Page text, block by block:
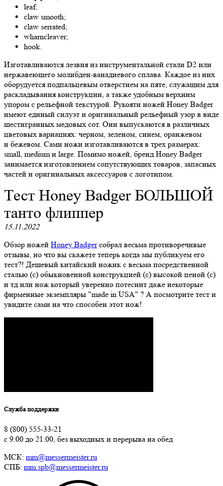
leaf;
claw smooth;
claw serrated;
wharncleaver;
hook.
Изготавливаются лезвия из инструментальной стали D2 или
нержавеющего молибден-ванадиевого сплава. Каждое из них
оборудуется подпальцевым отверстием на пяте, служащим для
раскладывания конструкции, а также удобным верхним
упором с рельефной текстурой. Рукояти ножей Honey Badger
имеют единый силуэт и оригинальный рельефный узор в виде
шестигранных медовых сот. Они выпускаются в различных
цветовых вариациях: черном, зеленом, синем, оранжевом
и бежевом. Сами ножи изготавливаются в трех размерах:
small, medium и large. Помимо ножей, бренд Honey Badger
занимается изготовлением сопутствующих товаров, запасных
частей и оригинальных аксессуаров с логотипом.
Тест Honey Badger БОЛЬШОЙ
танто флиппер
15.11.2022
Обзор ножей Honey Badgerсобрал весьма противоречивые
отзывы, но что вы скажете теперь когда мы публикуем его
тест?! Дешевый китайский ножик с весьма посредственной
сталью (с) обыкновенной конструкцией (с) высокой ценой (с)
и тд или нож который уверенно потеснит даже некоторые
фирменные экземпляры "made in USA" ? А посмотрите тест и
увидите сами на что способен этот нож!
Служба поддержки
8 (800) 555-33-21
с 9:00 до 21:00, без выходных и перерыва на обед
МСК: mm@messermeister.ru
СПБ: mm.spb@messermeister.ru